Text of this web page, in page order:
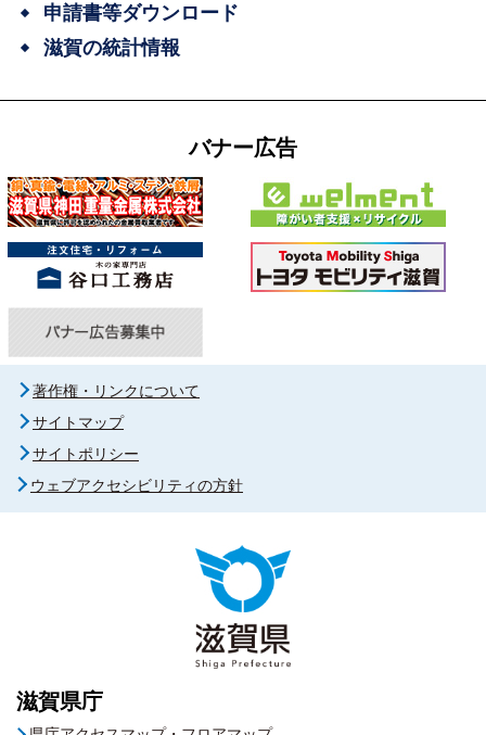
申請書等ダウンロード
滋賀の統計情報
バナー広告
著作権・リンクについて
サイトマップ
サイトポリシー
ウェブアクセシビリティの方針
滋賀県庁